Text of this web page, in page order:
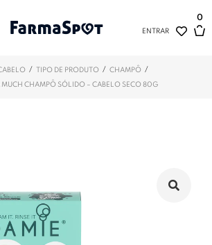
ENTRAR
0
/ TIPO DE PRODUTO / CHAMPÔ /
MUCH CHAMPÔ SÓLIDO – CABELO SECO 80G